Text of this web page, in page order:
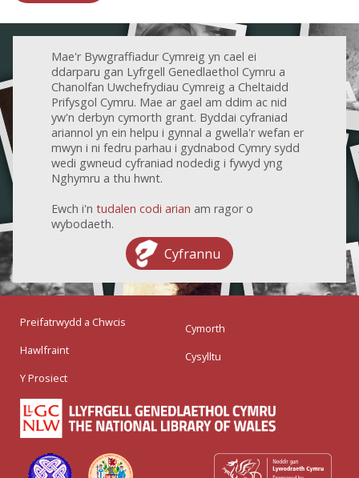
Mae'r Bywgraffiadur Cymreig yn cael ei
ddarparu gan Lyfrgell Genedlaethol Cymru a
Chanolfan Uwchefrydiau Cymreig a Cheltaidd
Prifysgol Cymru. Mae ar gael am ddim ac nid
yw'n derbyn cymorth grant. Byddai cyfraniad
ariannol yn ein helpu i gynnal a gwella'r wefan er
mwyn i ni fedru parhau i gydnabod Cymry sydd
wedi gwneud cyfraniad nodedig i fywyd yng
Nghymru a thu hwnt.
Ewch i'n tudalen codi arian am ragor o
wybodaeth.
Cyfrannu
Preifatrwydd a Chwcis
Hawlfraint
Y Prosiect
Cymorth
Cysylltu